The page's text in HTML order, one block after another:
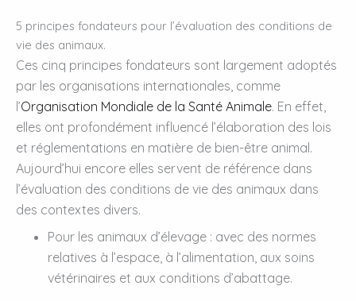
5 principes fondateurs pour l’évaluation des conditions de
vie des animaux.
Ces cinq principes fondateurs sont largement adoptés
par les organisations internationales, comme
l’Organisation Mondiale de la Santé Animale. En effet,
elles ont profondément influencé l’élaboration des lois
et réglementations en matière de bien-être animal.
Aujourd’hui encore elles servent de référence dans
l’évaluation des conditions de vie des animaux dans
des contextes divers.
Pour les animaux d’élevage : avec des normes
relatives à l’espace, à l’alimentation, aux soins
vétérinaires et aux conditions d’abattage.